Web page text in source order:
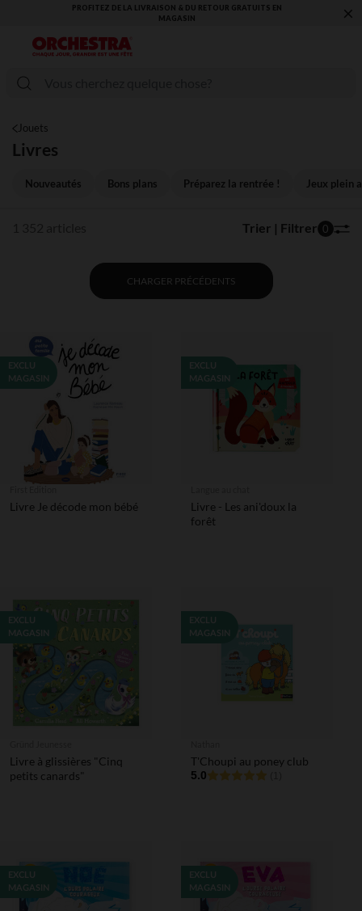
VOUS ALLEZ ADORER LA RENTRÉE ! DÉCOUVREZ LA NOUVELLE
COLLECTION !
×
Jouets
Livres
Nouveautés Bons plans Préparez la rentrée ! Jeux plein
Trier | Filtrer 0
CHARGER PRÉCÉDENTS
EXCLU
MAGASIN
Livre Je décode mon bébé
EXCLU
MAGASIN
Livre - Les ani'doux la
forêt
EXCLU
MAGASIN
Livre à glissières "Cinq
petits canards"
EXCLU
MAGASIN
T'Choupi au poney club
5.0
EXCLU
MAGASIN
EXCLU
MAGASIN